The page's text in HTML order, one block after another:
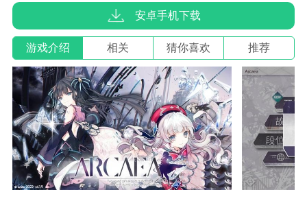
安卓手机下载
游戏介绍 相关 猜你喜欢 推荐